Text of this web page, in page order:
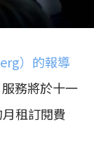
）的報導
務將於十一
租訂閱費